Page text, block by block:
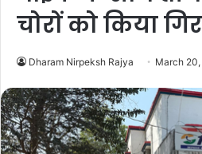
चोरों को किया
Dharam Nirpeksh Rajya March